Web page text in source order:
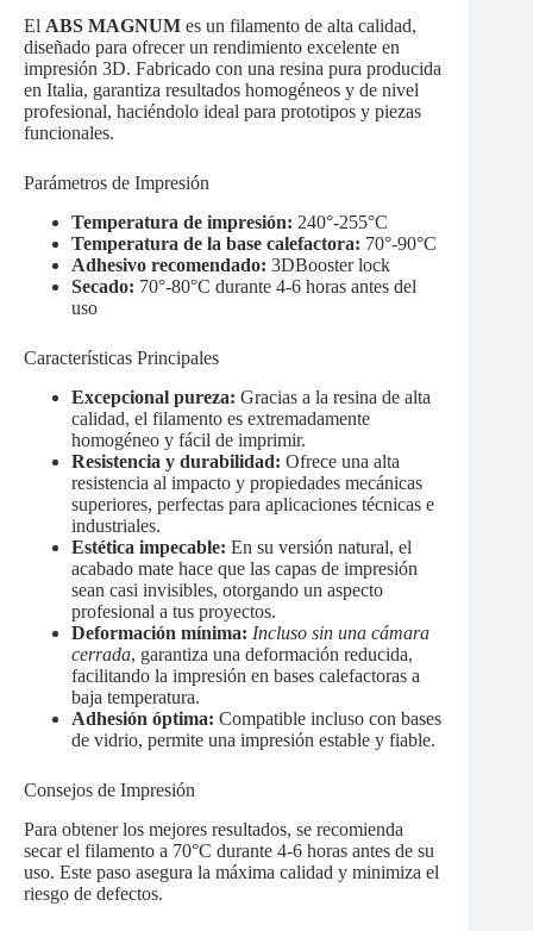
El ABS MAGNUM es un filamento de alta calidad,
diseñado para ofrecer un rendimiento excelente en
impresión 3D. Fabricado con una resina pura producida
en Italia, garantiza resultados homogéneos y de nivel
profesional, haciéndolo ideal para prototipos y piezas
funcionales.
Parámetros de Impresión
Temperatura de impresión: 240°-255°C
Temperatura de la base calefactora: 70°-90°C
Adhesivo recomendado: 3DBooster lock
Secado: 70°-80°C durante 4-6 horas antes del
uso
Características Principales
Excepcional pureza: Gracias a la resina de alta
calidad, el filamento es extremadamente
homogéneo y fácil de imprimir.
Resistencia y durabilidad: Ofrece una alta
resistencia al impacto y propiedades mecánicas
superiores, perfectas para aplicaciones técnicas e
industriales.
Estética impecable: En su versión natural, el
acabado mate hace que las capas de impresión
sean casi invisibles, otorgando un aspecto
profesional a tus proyectos.
Deformación mínima: Incluso sin una cámara
cerrada, garantiza una deformación reducida,
facilitando la impresión en bases calefactoras a
baja temperatura.
Adhesión óptima: Compatible incluso con bases
de vidrio, permite una impresión estable y fiable.
Consejos de Impresión
Para obtener los mejores resultados, se recomienda
secar el filamento a 70°C durante 4-6 horas antes de su
uso. Este paso asegura la máxima calidad y minimiza el
riesgo de defectos.